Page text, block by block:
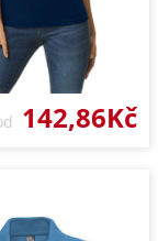
142,86Kč